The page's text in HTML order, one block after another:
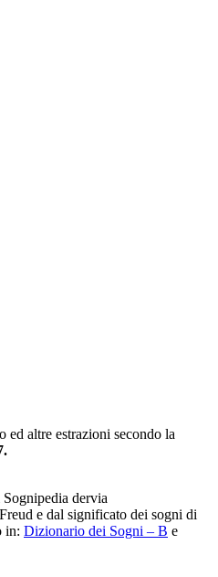
ed altre estrazioni secondo la
dervia
e dal significato dei sogni di
in: Dizionario dei Sogni – B e